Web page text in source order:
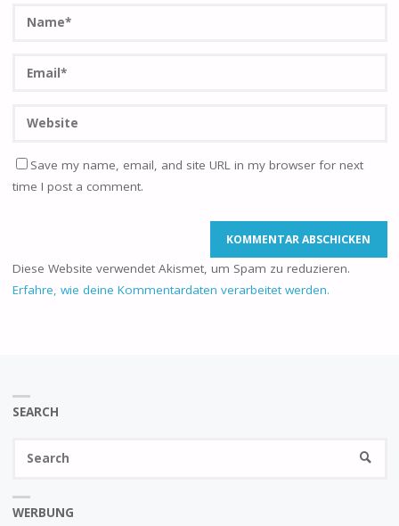
Save my name, email, and site URL in my browser for next
time I post a comment.
Diese Website verwendet Akismet, um Spam zu reduzieren.
Erfahre, wie deine Kommentardaten verarbeitet werden.
SEARCH
WERBUNG